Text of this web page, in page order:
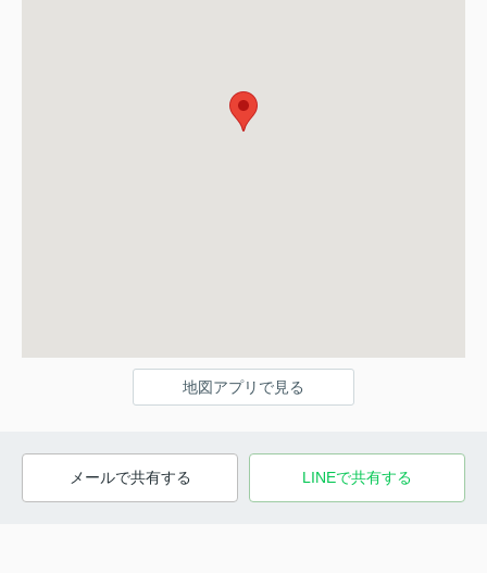
地図アプリで見る
メールで共有する LINEで共有する